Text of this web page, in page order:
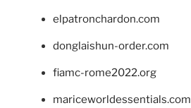
elpatronchardon.com
donglaishun-order.com
fiamc-rome2022.org
mariceworldessentials.com